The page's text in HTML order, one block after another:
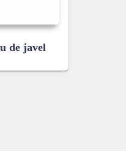
de javel